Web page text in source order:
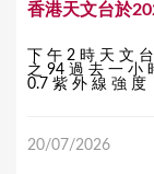
a
e
e
香港天文台於
下 午 2 時 天 文
之 94 過 去 一 小
0.7 紫 外 線 強 度
20/07/2026